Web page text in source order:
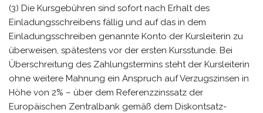
(3) Die Kursgebühren sind sofort nach Erhalt des
Einladungsschreibens fällig und auf das in dem
Einladungsschreiben genannte Konto der Kursleiterin zu
überweisen, spätestens vor der ersten Kursstunde. Bei
Überschreitung des Zahlungstermins steht der Kursleiterin
ohne weitere Mahnung ein Anspruch auf Verzugszinsen in
Höhe von 2% – über dem Referenzzinssatz der
Europäischen Zentralbank gemäß dem Diskontsatz-